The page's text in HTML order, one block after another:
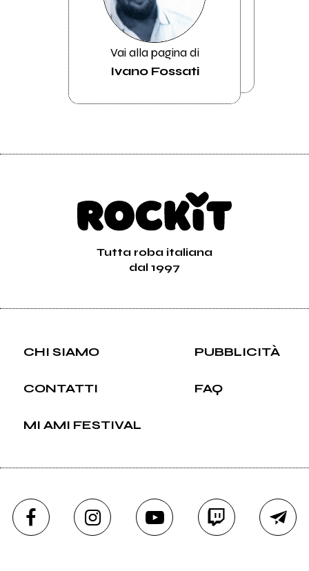
Vai alla pagina di
Ivano Fossati
Tutta roba italiana
dal 1997
CHI SIAMO PUBBLICITÀ
CONTATTI FAQ
MI AMI FESTIVAL